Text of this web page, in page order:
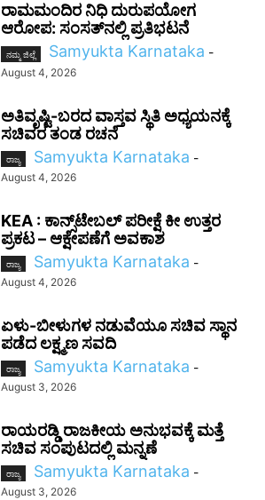
ರಾಮಮಂದಿರ ನಿಧಿ ದುರುಪಯೋಗ
ಆರೋಪ: ಸಂಸತ್‌ನಲ್ಲಿ ಪ್ರತಿಭಟನೆ
ನಮ್ಮ ಜಿಲ್ಲೆ Samyukta Karnataka -
August 4, 2026
ಅತಿವೃಷ್ಟಿ-ಬರದ ವಾಸ್ತವ ಸ್ಥಿತಿ ಅಧ್ಯಯನಕ್ಕೆ
ಸಚಿವರ ತಂಡ ರಚನೆ
ರಾಜ್ಯ Samyukta Karnataka -
August 4, 2026
KEA : ಕಾನ್ಸ್‌ಟೇಬಲ್ ಪರೀಕ್ಷೆ ಕೀ ಉತ್ತರ
ಪ್ರಕಟ – ಆಕ್ಷೇಪಣೆಗೆ ಅವಕಾಶ
ರಾಜ್ಯ Samyukta Karnataka -
August 4, 2026
ಏಳು-ಬೀಳುಗಳ ನಡುವೆಯೂ ಸಚಿವ ಸ್ಥಾನ
ಪಡೆದ ಲಕ್ಷ್ಮಣ ಸವದಿ
ರಾಜ್ಯ Samyukta Karnataka -
August 3, 2026
ರಾಯರಡ್ಡಿ ರಾಜಕೀಯ ಅನುಭವಕ್ಕೆ ಮತ್ತೆ
ಸಚಿವ ಸಂಪುಟದಲ್ಲಿ ಮನ್ನಣೆ
ರಾಜ್ಯ Samyukta Karnataka -
August 3, 2026